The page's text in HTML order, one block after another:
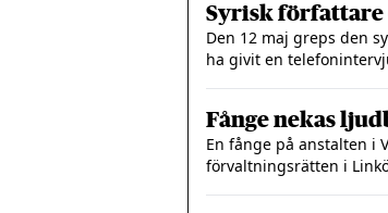
Syrisk författare
Den 12 maj greps den
ha givit en
Fånge nekas
En fånge på anstalten i
förvaltningsrätten i